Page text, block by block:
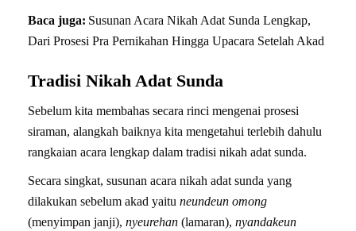
Baca juga: Susunan Acara Nikah Adat Sunda Lengkap,
Dari Prosesi Pra Pernikahan Hingga Upacara Setelah Akad
Tradisi Nikah Adat Sunda
Sebelum kita membahas secara rinci mengenai prosesi
siraman, alangkah baiknya kita mengetahui terlebih dahulu
rangkaian acara lengkap dalam tradisi nikah adat sunda.
Secara singkat, susunan acara nikah adat sunda yang
dilakukan sebelum akad yaitu neundeun omong
(menyimpan janji), nyeurehan (lamaran), nyandakeun